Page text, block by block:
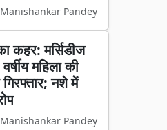
Manishankar Pandey
कहर: मर्सिडीज
महिला की
नशे में
Manishankar Pandey